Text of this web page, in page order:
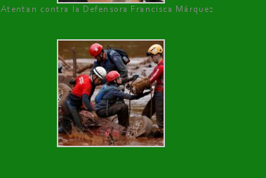
Atentan contra la Defensora Francisca Márquez